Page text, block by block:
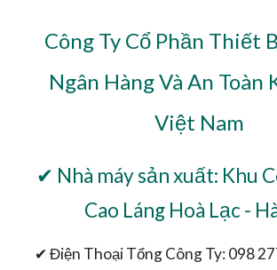
Công Ty Cổ Phần Thiết
Ngân Hàng Và An Toàn
Việt Nam
✔ Nhà máy sản xuất: Khu
Cao Láng Hoà Lạc -
✔ Điện Thoại Tổng Công Ty: 098